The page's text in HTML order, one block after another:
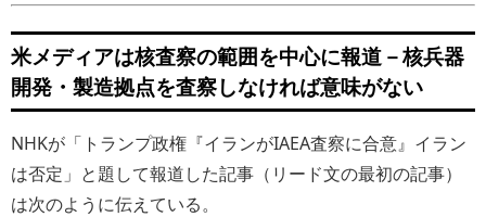
米メディアは核査察の範囲を中心に報道－核兵器
開発・製造拠点を査察しなければ意味がない
NHKが「トランプ政権『イランがIAEA査察に合意』イラン
は否定」と題して報道した記事（リード文の最初の記事）
は次のように伝えている。